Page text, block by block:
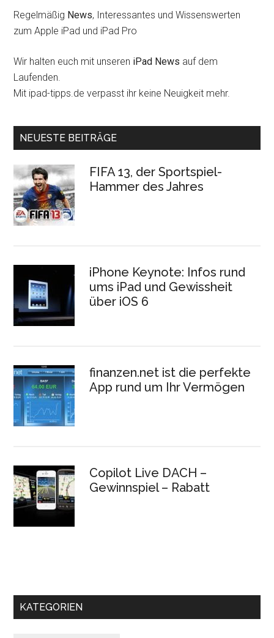
Regelmäßig News, Interessantes und Wissenswerten
zum Apple iPad und iPad Pro
Wir halten euch mit unseren iPad News auf dem
Laufenden.
Mit ipad-tipps.de verpasst ihr keine Neuigkeit mehr.
NEUESTE BEITRÄGE
FIFA 13, der Sportspiel-
Hammer des Jahres
iPhone Keynote: Infos rund
ums iPad und Gewissheit
über iOS 6
finanzen.net ist die perfekte
App rund um Ihr Vermögen
Copilot Live DACH –
Gewinnspiel – Rabatt
KATEGORIEN